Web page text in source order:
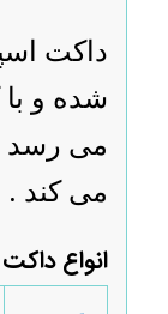
داکت
شده و با
می رسد
می کند .
انواع